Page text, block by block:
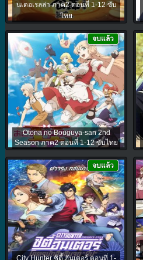
นเดอเรลล่า ภาค2 ตอนที่ 1-12 ซับ
ไทย
Otona no Bouguya-san 2nd
Season ภาค2 ตอนที่ 1-12 ซับไทย
จบแล้ว
จบแล้ว